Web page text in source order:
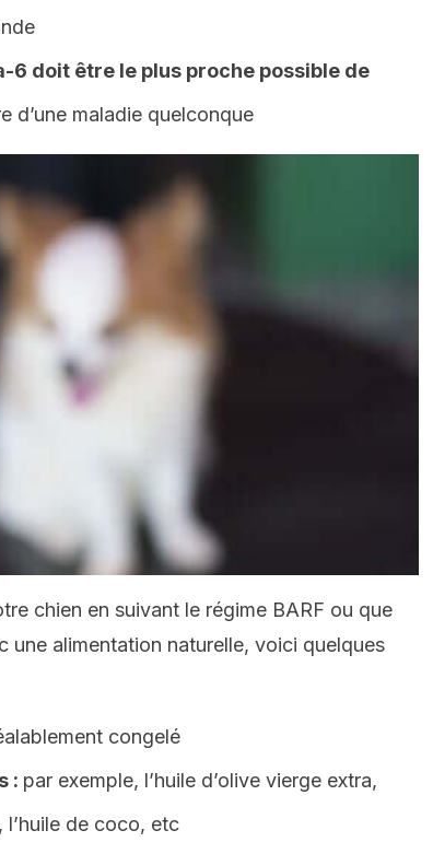
6 doit être le plus proche possible de
d’une maladie quelconque
chien en suivant le régime BARF ou que
alimentation naturelle, voici quelques
congelé
: par exemple, l’huile d’olive vierge extra,
l’huile de coco, etc